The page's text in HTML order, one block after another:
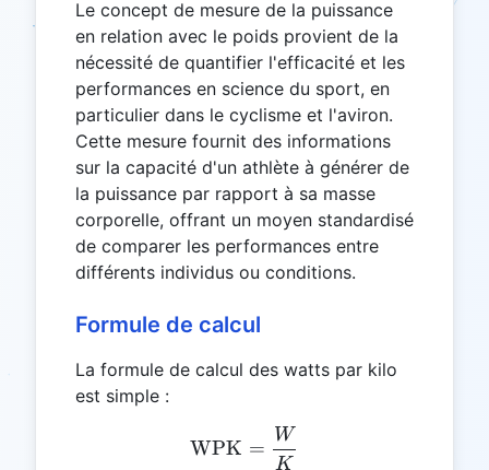
Le concept de mesure de la puissance
en relation avec le poids provient de la
nécessité de quantifier l'efficacité et les
performances en science du sport, en
particulier dans le cyclisme et l'aviron.
Cette mesure fournit des informations
sur la capacité d'un athlète à générer de
la puissance par rapport à sa masse
corporelle, offrant un moyen standardisé
de comparer les performances entre
différents individus ou conditions.
Formule de calcul
La formule de calcul des watts par kilo
est simple :
\text{WPK} =
WPK =
K
W